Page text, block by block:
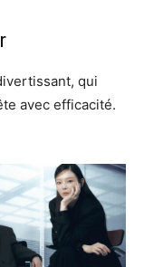
qui
avec efficacité.